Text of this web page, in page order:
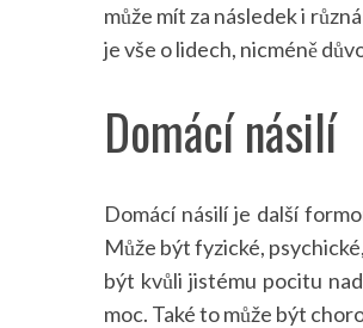
může mít za následek i
je vše o lidech, nicméně
Domácí násilí
Domácí násilí je další
Může být fyzické,
být kvůli jistému pocitu
moc. Také to může být